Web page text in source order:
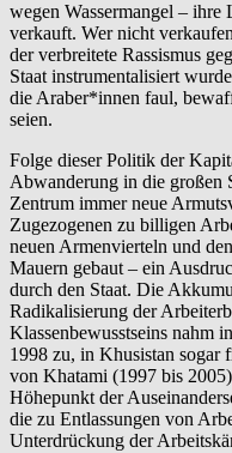
wegen Wassermangel – ihre
verkauft. Wer nicht
der verbreitete Rassismus
Staat instrumentalisiert
die Araber*innen faul,
seien.
Folge dieser Politik der
Abwanderung in die großen
Zentrum immer neue
Zugezogenen zu billigen
neuen Armenvierteln und
Mauern gebaut – ein
durch den Staat. Die
Radikalisierung der
Klassenbewusstseins nahm
1998 zu, in Khusistan sogar
von Khatami (1997 bis
Höhepunkt der
die zu Entlassungen von
Unterdrückung der